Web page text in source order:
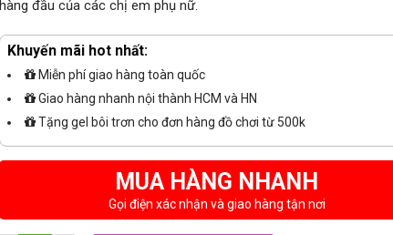
hàng đầu của các chị em phụ nữ.
Khuyến mãi hot nhất:
Miễn phí giao hàng toàn quốc
Giao hàng nhanh nội thành HCM và HN
Tặng gel bôi trơn cho đơn hàng đồ chơi từ 500k
MUA HÀNG NHANH
Gọi điện xác nhận và giao hàng tận nơi